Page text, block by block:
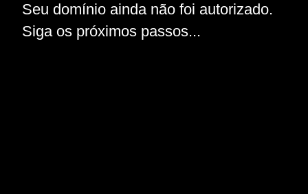
Seu domínio ainda não foi autorizado.
Siga os próximos passos...